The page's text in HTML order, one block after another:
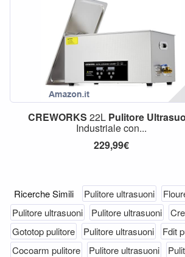
CREWORKS 22L Pulitore
Industriale con...
229,99€
Ricerche Simili Pulitore ultrasuoni
Pulitore ultrasuoni
Pulitore ultrasuoni
Gototop pulitore
Pulitore ultrasuoni Fdit
Cocoarm pulitore
Pulitore ultrasuoni